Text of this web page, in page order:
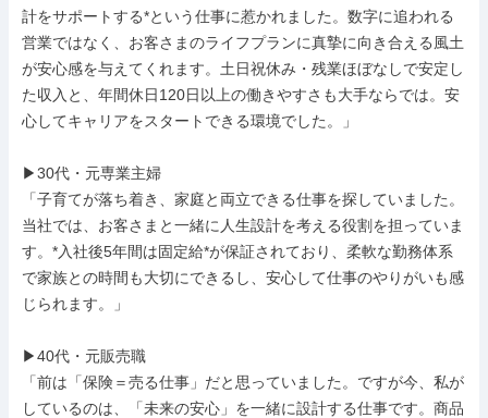
計をサポートする*という仕事に惹かれました。数字に追われる
営業ではなく、お客さまのライフプランに真摯に向き合える風土
が安心感を与えてくれます。土日祝休み・残業ほぼなしで安定し
た収入と、年間休日120日以上の働きやすさも大手ならでは。安
心してキャリアをスタートできる環境でした。」
▶30代・元専業主婦
「子育てが落ち着き、家庭と両立できる仕事を探していました。
当社では、お客さまと一緒に人生設計を考える役割を担っていま
す。*入社後5年間は固定給*が保証されており、柔軟な勤務体系
で家族との時間も大切にできるし、安心して仕事のやりがいも感
じられます。」
▶40代・元販売職
「前は「保険＝売る仕事」だと思っていました。ですが今、私が
しているのは、「未来の安心」を一緒に設計する仕事です。商品